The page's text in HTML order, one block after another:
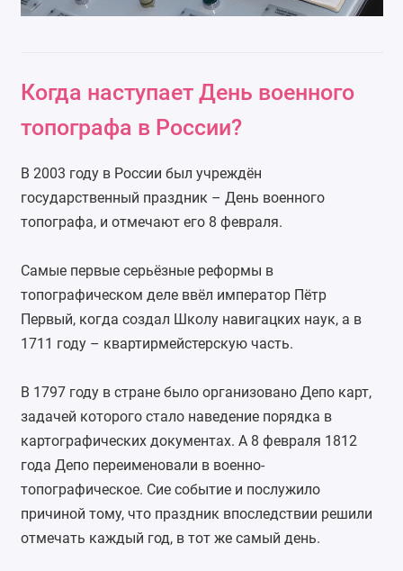
Когда наступает День военного
топографа в России?
В 2003 году в России был учреждён
государственный праздник – День военного
топографа, и отмечают его 8 февраля.
Самые первые серьёзные реформы в
топографическом деле ввёл император Пётр
Первый, когда создал Школу навигацких наук, а в
1711 году – квартирмейстерскую часть.
В 1797 году в стране было организовано Депо карт,
задачей которого стало наведение порядка в
картографических документах. А 8 февраля 1812
года Депо переименовали в военно-
топографическое. Сие событие и послужило
причиной тому, что праздник впоследствии решили
отмечать каждый год, в тот же самый день.